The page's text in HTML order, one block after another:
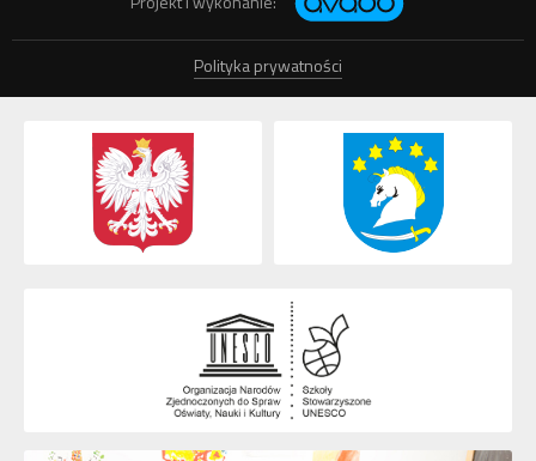
Polityka prywatności